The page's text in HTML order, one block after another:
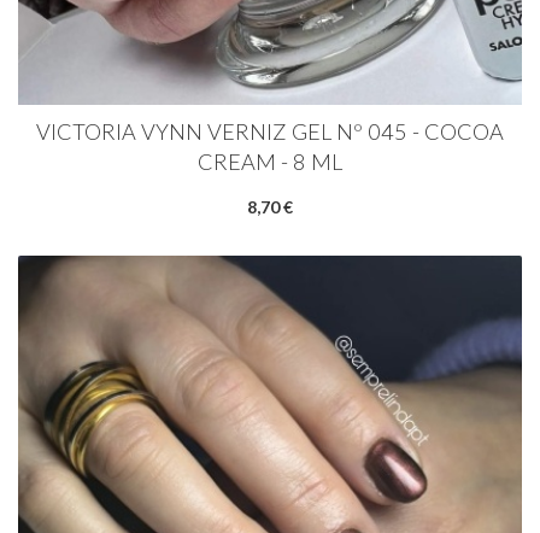
VICTORIA VYNN VERNIZ GEL Nº 045 - COCOA
CREAM - 8 ML
8,70 €